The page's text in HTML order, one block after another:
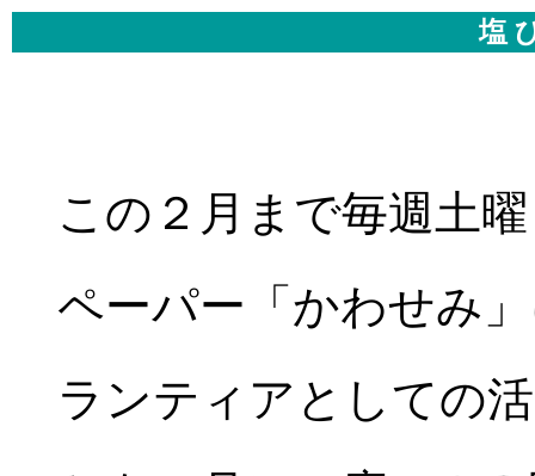
塩
この２月まで毎週土
ペーパー「かわせみ
ランティアとしての